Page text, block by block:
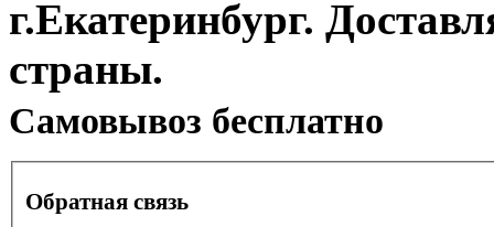
г.Екатеринбург.
страны.
Cамовывоз бесплатно
Обратная связь